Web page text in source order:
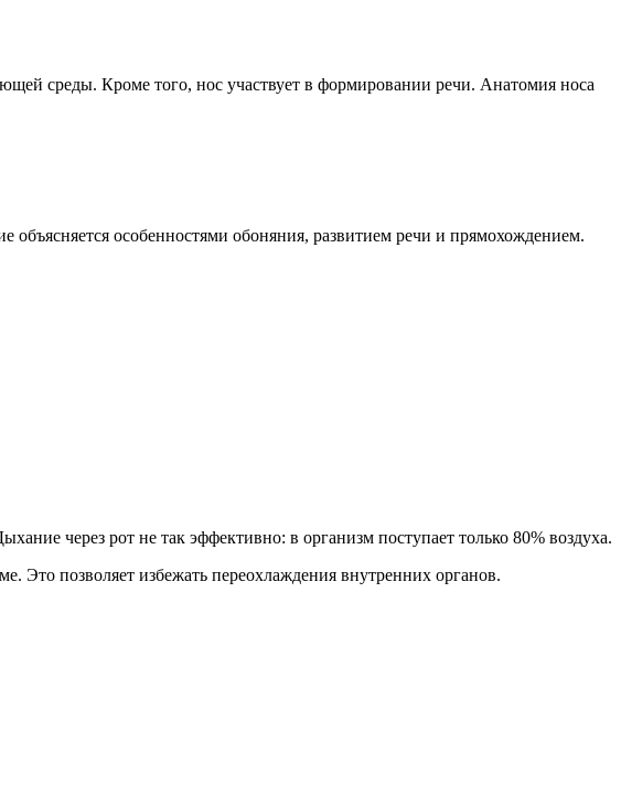
среды. Кроме того, нос участвует в формировании речи. Анатомия носа
особенностями обоняния, развитием речи и прямохождением.
через рот не так эффективно: в организм поступает только 80% воздуха.
Это позволяет избежать переохлаждения внутренних органов.